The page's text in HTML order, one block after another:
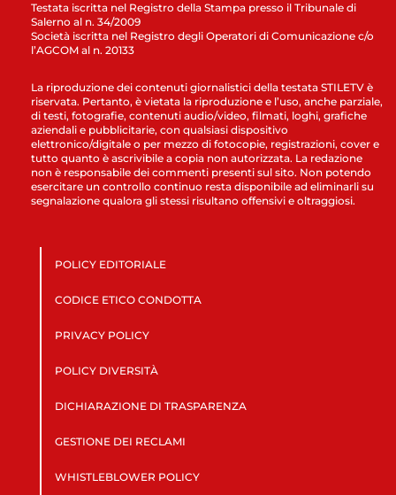
Testata iscritta nel Registro della Stampa presso il Tribunale di
Salerno al n. 34/2009
Società iscritta nel Registro degli Operatori di Comunicazione c/o
l’AGCOM al n. 20133
La riproduzione dei contenuti giornalistici della testata STILETV è
riservata. Pertanto, è vietata la riproduzione e l’uso, anche parziale,
di testi, fotografie, contenuti audio/video, filmati, loghi, grafiche
aziendali e pubblicitarie, con qualsiasi dispositivo
elettronico/digitale o per mezzo di fotocopie, registrazioni, cover e
tutto quanto è ascrivibile a copia non autorizzata. La redazione
non è responsabile dei commenti presenti sul sito. Non potendo
esercitare un controllo continuo resta disponibile ad eliminarli su
segnalazione qualora gli stessi risultano offensivi e oltraggiosi.
POLICY EDITORIALE
CODICE ETICO CONDOTTA
PRIVACY POLICY
POLICY DIVERSITÀ
DICHIARAZIONE DI TRASPARENZA
GESTIONE DEI RECLAMI
WHISTLEBLOWER POLICY